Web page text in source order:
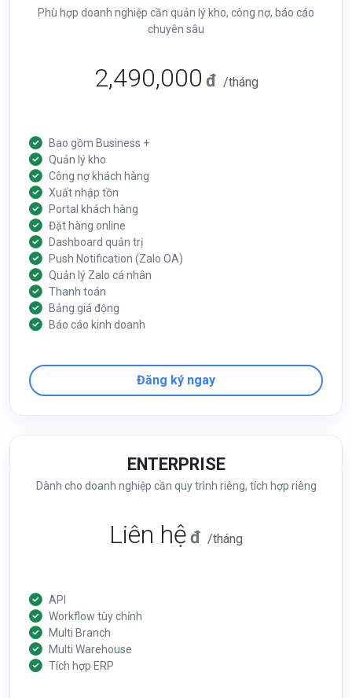
Phù hợp doanh nghiệp cần quản lý kho, công nợ, báo cáo
chuyên sâu
2,490,000 đ /tháng
Bao gồm Business +
Quản lý kho
Công nợ khách hàng
Xuất nhập tồn
Portal khách hàng
Đặt hàng online
Dashboard quản trị
Push Notification (Zalo OA)
Quản lý Zalo cá nhân
Thanh toán
Bảng giá động
Báo cáo kinh doanh
Đăng ký ngay
ENTERPRISE
Dành cho doanh nghiệp cần quy trình riêng, tích hợp riêng
Liên hệ đ /tháng
API
Workflow tùy chỉnh
Multi Branch
Multi Warehouse
Tích hợp ERP